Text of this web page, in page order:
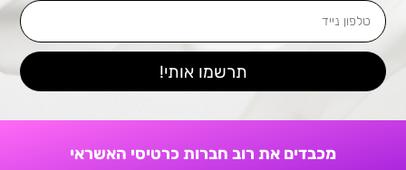
טלפון
נייד
תרשמו אותי!
מכבדים את רוב חברות כרטיסי האשראי